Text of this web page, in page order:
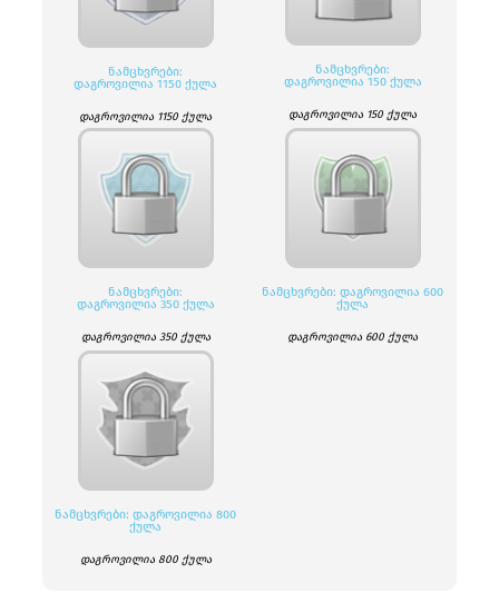
ᲜᲐᲛᲪᲮᲕᲠᲔᲑᲘ:
ᲓᲐᲒᲠᲝᲕᲘᲚᲘᲐ 1150 ᲥᲣᲚᲐ
დაგროვილია 1150 ქულა
ᲜᲐᲛᲪᲮᲕᲠᲔᲑᲘ:
ᲓᲐᲒᲠᲝᲕᲘᲚᲘᲐ 150 ᲥᲣᲚᲐ
დაგროვილია 150 ქულა
ᲜᲐᲛᲪᲮᲕᲠᲔᲑᲘ:
ᲓᲐᲒᲠᲝᲕᲘᲚᲘᲐ 350 ᲥᲣᲚᲐ
დაგროვილია 350 ქულა
ᲜᲐᲛᲪᲮᲕᲠᲔᲑᲘ: ᲓᲐᲒᲠᲝᲕᲘᲚᲘᲐ 600
ᲥᲣᲚᲐ
დაგროვილია 600 ქულა
ᲜᲐᲛᲪᲮᲕᲠᲔᲑᲘ: ᲓᲐᲒᲠᲝᲕᲘᲚᲘᲐ 800
ᲥᲣᲚᲐ
დაგროვილია 800 ქულა